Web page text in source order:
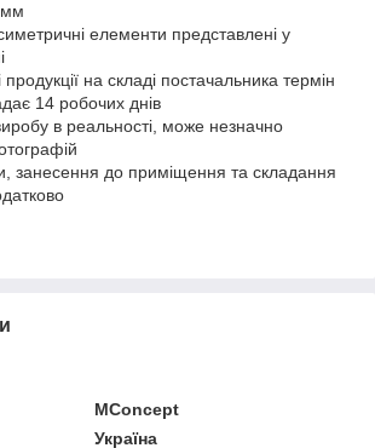
елементи представлені у
продукції на складі постачальника термін
14 робочих днів
в реальності, може незначно
занесення до приміщення та складання
MConcept
Україна